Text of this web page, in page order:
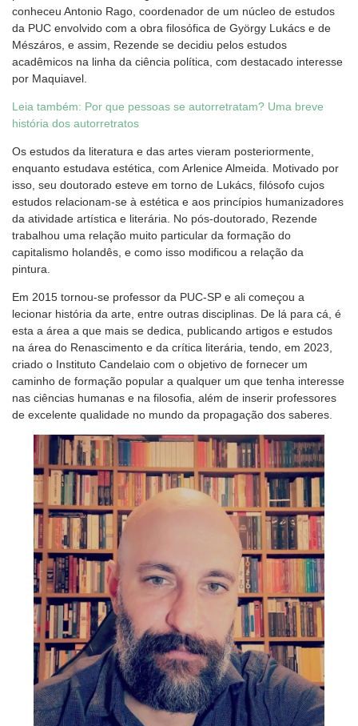
conheceu Antonio Rago, coordenador de um núcleo de estudos
da PUC envolvido com a obra filosófica de György Lukács e de
Mészáros, e assim, Rezende se decidiu pelos estudos
acadêmicos na linha da ciência política, com destacado interesse
por Maquiavel.
Leia também: Por que pessoas se autorretratam? Uma breve
história dos autorretratos
Os estudos da literatura e das artes vieram posteriormente,
enquanto estudava estética, com Arlenice Almeida. Motivado por
isso, seu doutorado esteve em torno de Lukács, filósofo cujos
estudos relacionam-se à estética e aos princípios humanizadores
da atividade artística e literária. No pós-doutorado, Rezende
trabalhou uma relação muito particular da formação do
capitalismo holandês, e como isso modificou a relação da
pintura.
Em 2015 tornou-se professor da PUC-SP e ali começou a
lecionar história da arte, entre outras disciplinas. De lá para cá, é
esta a área a que mais se dedica, publicando artigos e estudos
na área do Renascimento e da crítica literária, tendo, em 2023,
criado o Instituto Candelaio com o objetivo de fornecer um
caminho de formação popular a qualquer um que tenha interesse
nas ciências humanas e na filosofia, além de inserir professores
de excelente qualidade no mundo da propagação dos saberes.